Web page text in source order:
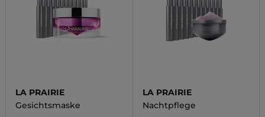
LA PRAIRIE
Gesichtsmaske
LA PRAIRIE
Nachtpflege